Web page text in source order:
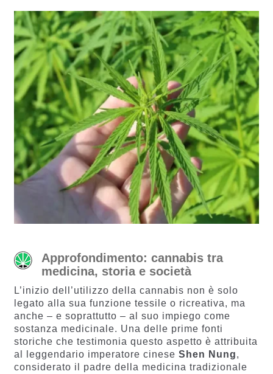
Approfondimento: cannabis tra
medicina, storia e società
L’inizio dell’utilizzo della cannabis non è solo
legato alla sua funzione tessile o ricreativa, ma
anche – e soprattutto – al suo impiego come
sostanza medicinale. Una delle prime fonti
storiche che testimonia questo aspetto è attribuita
al leggendario imperatore cinese Shen Nung,
considerato il padre della medicina tradizionale